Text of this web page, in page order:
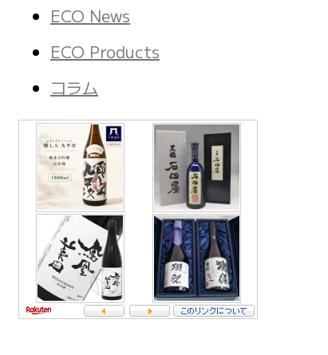
ECO News
ECO Products
コラム